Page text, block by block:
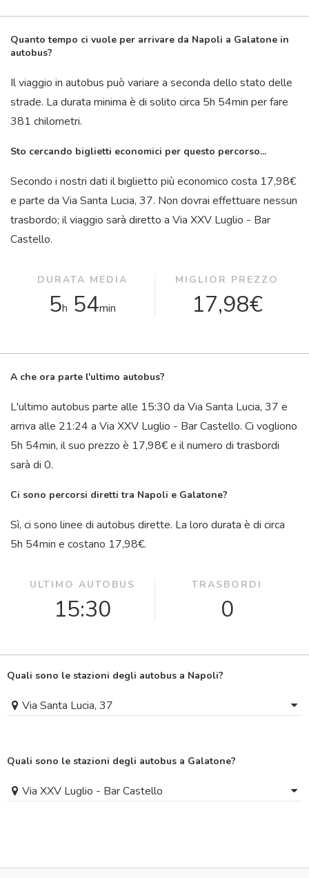
Quanto tempo ci vuole per arrivare da Napoli a Galatone in
autobus?
Il viaggio in autobus può variare a seconda dello stato delle
strade. La durata minima è di solito circa 5h 54min per fare
381 chilometri.
Sto cercando biglietti economici per questo percorso...
Secondo i nostri dati il ​​biglietto più economico costa 17,98€
e parte da Via Santa Lucia, 37. Non dovrai effettuare nessun
trasbordo; il viaggio sarà diretto a Via XXV Luglio - Bar
Castello.
DURATA MEDIA
5h 54min
MIGLIOR PREZZO
17,98€
A che ora parte l'ultimo autobus?
L'ultimo autobus parte alle 15:30 da Via Santa Lucia, 37 e
arriva alle 21:24 a Via XXV Luglio - Bar Castello. Ci vogliono
5h 54min, il suo prezzo è 17,98€ e il numero di trasbordi
sarà di 0.
Ci sono percorsi diretti tra Napoli e Galatone?
Sì, ci sono linee di autobus dirette. La loro durata è di circa
5h 54min e costano 17,98€.
ULTIMO AUTOBUS
15:30
TRASBORDI
0
Quali sono le stazioni degli autobus a Napoli?
Via Santa Lucia, 37
Quali sono le stazioni degli autobus a Galatone?
Via XXV Luglio - Bar Castello